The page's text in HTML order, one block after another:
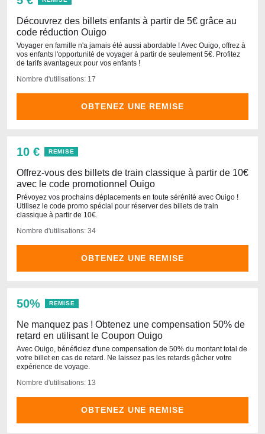
Découvrez des billets enfants à partir de 5€ grâce au
code réduction Ouigo
Voyager en famille n'a jamais été aussi abordable ! Avec Ouigo, offrez à
vos enfants l'opportunité de voyager à partir de seulement 5€. Profitez
de tarifs avantageux pour vos enfants !
Nombre d'utilisations: 17
OBTENEZ UNE REMISE
10 € REMISE
Offrez-vous des billets de train classique à partir de 10€
avec le code promotionnel Ouigo
Prévoyez vos prochains déplacements en toute sérénité avec Ouigo !
Utilisez le code promo spécial pour réserver des billets de train
classique à partir de 10€.
Nombre d'utilisations: 34
OBTENEZ UNE REMISE
50% REMISE
Ne manquez pas ! Obtenez une compensation 50% de
retard en utilisant le Coupon Ouigo
Avec Ouigo, bénéficiez d'une compensation de 50% du montant total de
votre billet en cas de retard. Ne laissez pas les retards gâcher votre
expérience de voyage.
Nombre d'utilisations: 13
OBTENEZ UNE REMISE